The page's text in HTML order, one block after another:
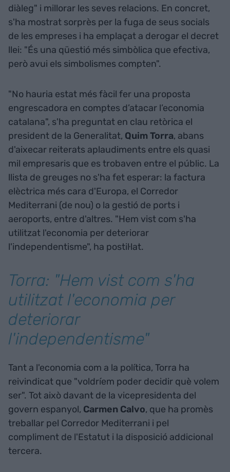
diàleg" i millorar les seves relacions. En concret,
s'ha mostrat sorprès per la fuga de seus socials
de les empreses i ha emplaçat a derogar el decret
llei: "És una qüestió més simbòlica que efectiva,
però avui els simbolismes compten".
"No hauria estat més fàcil fer una proposta
engrescadora en comptes d’atacar l’economia
catalana", s'ha preguntat en clau retòrica el
president de la Generalitat, Quim Torra, abans
d'aixecar reiterats aplaudiments entre els quasi
mil empresaris que es trobaven entre el públic. La
llista de greuges no s'ha fet esperar: la factura
elèctrica més cara d'Europa, el Corredor
Mediterrani (de nou) o la gestió de ports i
aeroports, entre d'altres. "Hem vist com s'ha
utilitzat l'economia per deteriorar
l'independentisme", ha postil·lat.
Torra: "Hem vist com s'ha
utilitzat l'economia per
deteriorar
l'independentisme"
Tant a l'economia com a la política, Torra ha
reivindicat que "voldríem poder decidir què volem
ser". ​Tot això davant de la vicepresidenta del
govern espanyol, Carmen Calvo, que ha promès
treballar pel Corredor Mediterrani i pel
compliment de l'Estatut i la disposició addicional
tercera.